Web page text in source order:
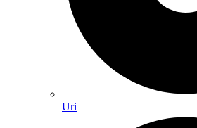
Uri